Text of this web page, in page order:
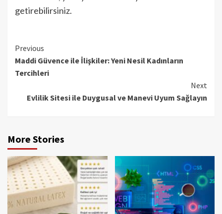
getirebilirsiniz.
Continue
Reading
Previous
Maddi Güvence ile İlişkiler: Yeni Nesil Kadınların
Tercihleri
Next
Evlilik Sitesi ile Duygusal ve Manevi Uyum Sağlayın
More Stories